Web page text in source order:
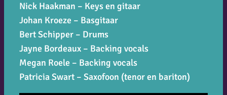
Nick Haakman – Keys en gitaar
Johan Kroeze – Basgitaar
Bert Schipper – Drums
Jayne Bordeaux – Backing vocals
Megan Roele – Backing vocals
Patricia Swart – Saxofoon (tenor en bariton)